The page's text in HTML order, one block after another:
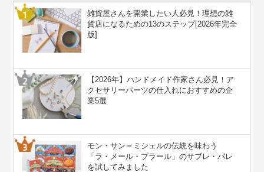
雑貨屋さんを開業したい人必見！理想の雑
貨店になるための13のステップ[2026年完全
版]
【2026年】ハンドメイド作家さん必見！ア
クセサリーパーツの仕入れにおすすめの企
業5選
モン・サン＝ミシェルの伝統を味わう
「ラ・メール・プラール」のサブレ・パレ
を試してみました